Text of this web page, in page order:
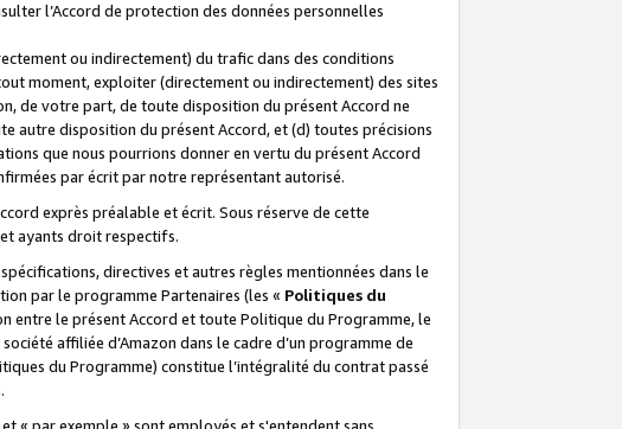
l’Accord de protection des données personnelles
ou indirectement) du trafic dans des conditions
moment, exploiter (directement ou indirectement) des sites
de votre part, de toute disposition du présent Accord ne
autre disposition du présent Accord, et (d) toutes précisions
que nous pourrions donner en vertu du présent Accord
par écrit par notre représentant autorisé.
exprès préalable et écrit. Sous réserve de cette
ayants droit respectifs.
directives et autres règles mentionnées dans le
par le programme Partenaires (les « Politiques du
entre le présent Accord et toute Politique du Programme, le
affiliée d’Amazon dans le cadre d’un programme de
du Programme) constitue l’intégralité du contrat passé